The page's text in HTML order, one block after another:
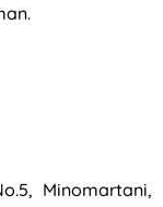
Minomartani,